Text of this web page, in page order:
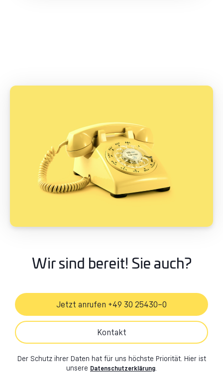
Wir sind bereit! Sie auch?
Jetzt anrufen +49 30 25430–0
Kontakt
Der Schutz ihrer Daten hat für uns höchste Priorität. Hier ist
unsere Datenschutzerklärung